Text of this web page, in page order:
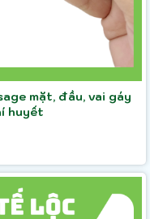
mặt, đầu, vai gáy
huyết